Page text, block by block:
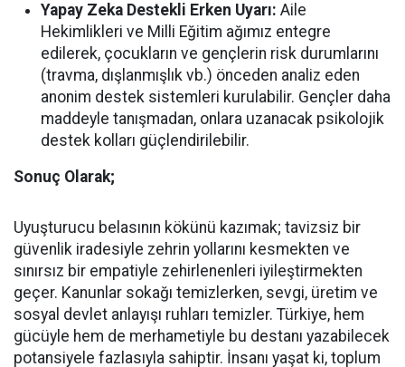
Yapay Zeka Destekli Erken Uyarı: Aile
Hekimlikleri ve Milli Eğitim ağımız entegre
edilerek, çocukların ve gençlerin risk durumlarını
(travma, dışlanmışlık vb.) önceden analiz eden
anonim destek sistemleri kurulabilir. Gençler daha
maddeyle tanışmadan, onlara uzanacak psikolojik
destek kolları güçlendirilebilir.
Sonuç Olarak;
​Uyuşturucu belasının kökünü kazımak; tavizsiz bir
güvenlik iradesiyle zehrin yollarını kesmekten ve
sınırsız bir empatiyle zehirlenenleri iyileştirmekten
geçer. Kanunlar sokağı temizlerken, sevgi, üretim ve
sosyal devlet anlayışı ruhları temizler. Türkiye, hem
gücüyle hem de merhametiyle bu destanı yazabilecek
potansiyele fazlasıyla sahiptir. İnsanı yaşat ki, toplum